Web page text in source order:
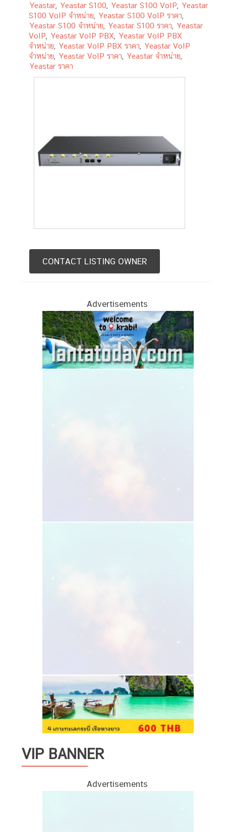
Yeastar Yeastar S100 Yeastar S100 VoIP
Yeastar
S100 VoIP จำหน่าย
Yeastar S100 VoIP ราคา
Yeastar S100 จำหน่าย
Yeastar S100 ราคา
Yeastar
VoIP
Yeastar VoIP PBX
Yeastar VoIP PBX
จำหน่าย
Yeastar VoIP PBX ราคา
Yeastar VoIP
จำหน่าย
Yeastar VoIP ราคา Yeastar จำหน่าย
Yeastar ราคา
CONTACT LISTING OWNER
Advertisements
VIP BANNER
Advertisements